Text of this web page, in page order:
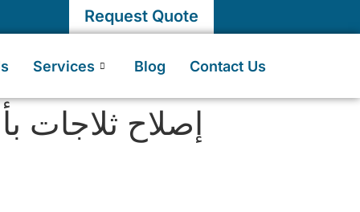
Request Quote
Services Blog Contact Us
إصلاح ثلاجات